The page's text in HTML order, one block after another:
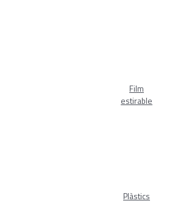
Film
estirable
Plàstics